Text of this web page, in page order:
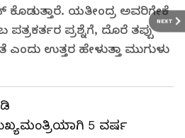
NEXT
ಯತೀಂದ್ರ ಅವರಿಗೇಕೆ
ಪ್ರಶ್ನೆಗೆ, ದೊರೆ ತಪ್ಪು
ಉತ್ತರ ಹೇಳುತ್ತಾ ಮುಗುಳು
5 ವರ್ಷ